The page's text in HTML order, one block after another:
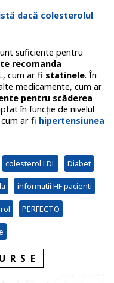
dacă colesterolul
suficiente pentru
recomanda
cum ar fi statinele. În
medicamente, cum ar
pentru scăderea
în funcție de nivelul
ar fi hipertensiunea
colesterol LDL Diabet
informatii HF pacienti
PERFECTO